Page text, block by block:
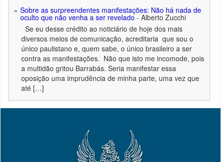
Sobre as surpreendentes manifestações: Não há nada de
oculto que não venha a ser revelado - Alberto Zucchi
Se eu desse crédito ao noticiário de hoje dos mais
diversos meios de comunicação, acreditaria que sou o
único paulistano e, quem sabe, o único brasileiro a ser
contra as manifestações. Não que isto me incomode, pois
a multidão gritou Barrabás. Seria manifestar essa
oposição uma imprudência de minha parte, uma vez que
até […]